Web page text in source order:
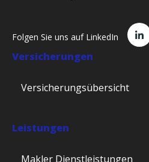
Folgen Sie uns auf LinkedIn
Versicherungen
Versicherungsübersicht
Leistungen
Makler Dienstleistungen